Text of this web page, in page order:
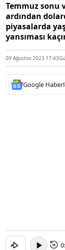
Temmuz sonu
ardından
piyasalarda
yansıması
09 Ağustos 2023 17:43
Google
15